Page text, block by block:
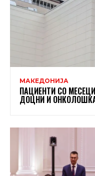
МАКЕДОНИЈА
ПАЦИЕНТИ СО
ДОЦНИ И